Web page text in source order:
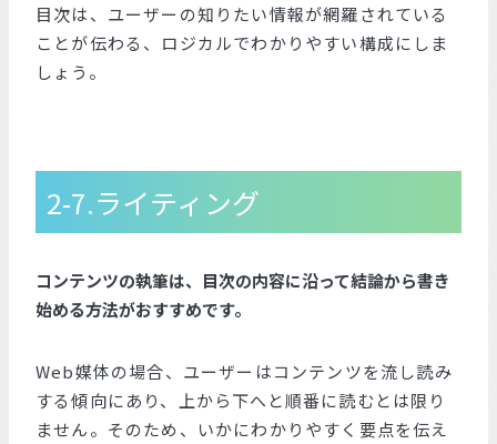
目次は、ユーザーの知りたい情報が網羅されている
ことが伝わる、ロジカルでわかりやすい構成にしま
しょう。
2-7.ライティング
コンテンツの執筆は、目次の内容に沿って結論から書き
始める方法がおすすめです。
Web媒体の場合、ユーザーはコンテンツを流し読み
する傾向にあり、上から下へと順番に読むとは限り
ません。そのため、いかにわかりやすく要点を伝え